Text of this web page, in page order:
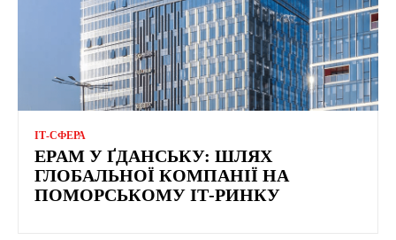
ІТ-СФЕРА
EPAM У ҐДАНСЬКУ: ШЛЯХ
ГЛОБАЛЬНОЇ КОМПАНІЇ НА
ПОМОРСЬКОМУ ІТ-РИНКУ